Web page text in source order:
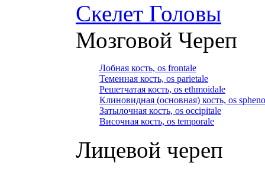
Скелет Головы
Мозговой Череп
Лобная кость, os frontale
Теменная кость, os parietale
Решетчатая кость, os ethmoidale
Клиновидная (основная) кость, os
Затылочная кость, os occipitale
Височная кость, os temporale
Лицевой череп